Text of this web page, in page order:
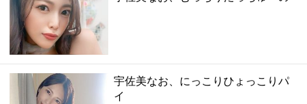
宇佐美なお、にっこりひょっこりパ
イ